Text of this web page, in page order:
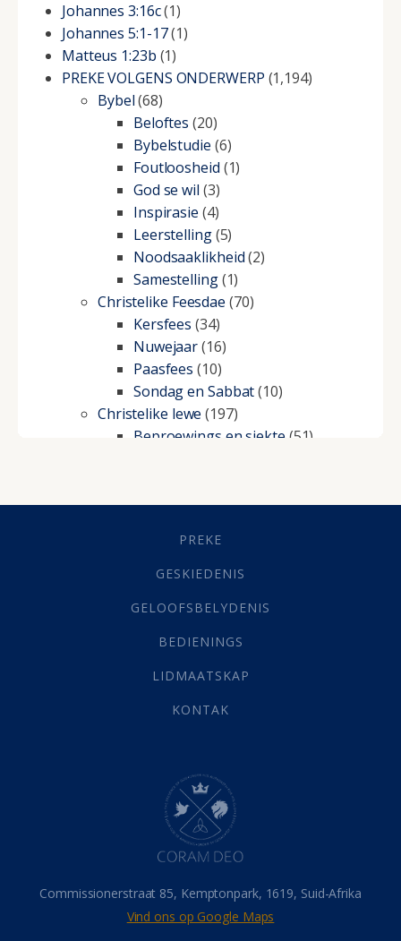
Johannes 3:16c(1)
Johannes 5:1-17(1)
Matteus 1:23b (1)
PREKE VOLGENS ONDERWERP (1,194)
Bybel(68)
Beloftes (20)
Bybelstudie (6)
Foutloosheid (1)
God se wil (3)
Inspirasie (4)
Leerstelling(5)
Noodsaaklikheid(2)
Samestelling(1)
Christelike Feesdae (70)
Kersfees (34)
Nuwejaar(16)
Paasfees (10)
Sondag en Sabbat(10)
Christelike lewe (197)
Beproewings en siekte (51)
Geestelike Groei(10)
(21)
Grys Areas(4)
Lewensdoel(3)
Selfondersoek(1)
Werk(22)
(142)
Hemel (31)
Israel (14)
Millennium(1)
Oordeelsdag(19)
Verheerlikte liggaam
Wederkoms
(27)
Gebed(87)
PREKE
GESKIEDENIS
GELOOFSBELYDENIS
BEDIENINGS
LIDMAATSKAP
KONTAK
Commissionerstraat 85, Kemptonpark, 1619, Suid-Afrika
Vind ons op Google Maps